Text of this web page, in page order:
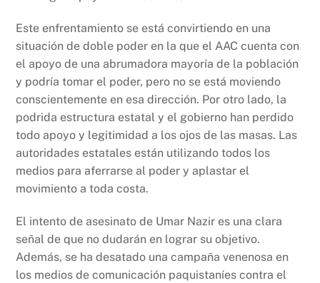
Este enfrentamiento se está convirtiendo en una
situación de doble poder en la que el AAC cuenta con
el apoyo de una abrumadora mayoría de la población
y podría tomar el poder, pero no se está moviendo
conscientemente en esa dirección. Por otro lado, la
podrida estructura estatal y el gobierno han perdido
todo apoyo y legitimidad a los ojos de las masas. Las
autoridades estatales están utilizando todos los
medios para aferrarse al poder y aplastar el
movimiento a toda costa.
El intento de asesinato de Umar Nazir es una clara
señal de que no dudarán en lograr su objetivo.
Además, se ha desatado una campaña venenosa en
los medios de comunicación paquistaníes contra el